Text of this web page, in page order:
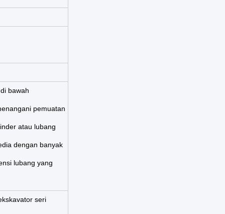
bawah
pemuatan
atau lubang
dengan banyak
lubang yang
seri